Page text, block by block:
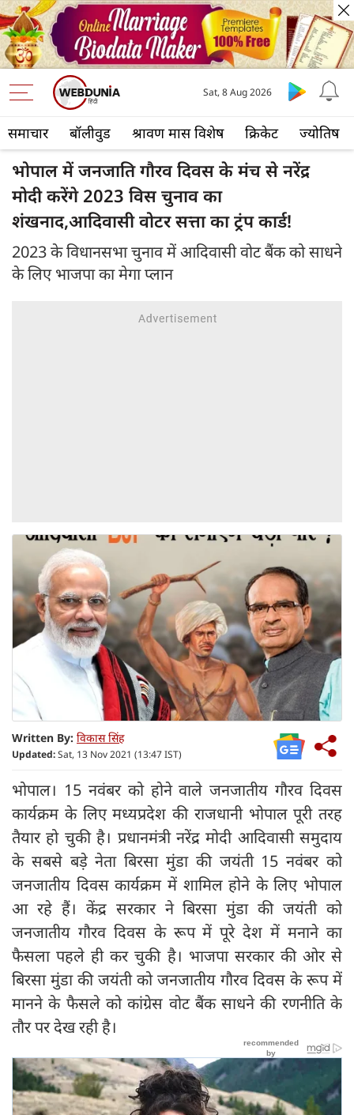
समाचार बॉलीवुड श्रावण मास विशेष क्रिकेट ज्योतिष
Sat, 8 Aug 2026
भोपाल में जनजाति गौरव दिवस के मंच से नरेंद्र
मोदी करेंगे 2023 विस चुनाव का
शंखनाद,आदिवासी वोटर सत्ता का ट्रंप कार्ड!
2023 के विधानसभा चुनाव में आदिवासी वोट बैंक को साधने
के लिए भाजपा का मेगा प्लान
Written By: विकास सिंह
Updated:Sat, 13 Nov 2021 (13:47 IST)
भोपाल। 15 नवंबर को होने वाले जनजातीय गौरव दिवस
कार्यक्रम के लिए मध्यप्रदेश की राजधानी भोपाल पूरी तरह
तैयार हो चुकी है। प्रधानमंत्री नरेंद्र मोदी आदिवासी समुदाय
के सबसे बड़े नेता बिरसा मुंडा की जयंती 15 नवंबर को
जनजातीय दिवस कार्यक्रम में शामिल होने के लिए भोपाल
आ रहे हैं। केंद्र सरकार ने बिरसा मुंडा की जयंती को
जनजातीय गौरव दिवस के रूप में पूरे देश में मनाने का
फैसला पहले ही कर चुकी है। भाजपा सरकार की ओर से
बिरसा मुंडा की जयंती को जनजातीय गौरव दिवस के रूप में
मानने के फैसले को कांग्रेस वोट बैंक साधने की‌ रणनीति के
तौर पर देख रही है।